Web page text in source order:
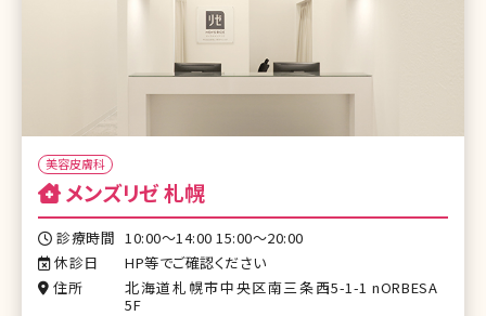
美容皮膚科
メンズリゼ 札幌
診療時間 10:00～14:00 15:00〜20:00
休診日
HP等でご確認ください
住所
北海道札幌市中央区南三条西5-1-1 nORBESA
5F